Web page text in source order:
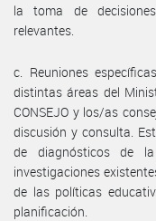
la toma de
relevantes.
c. Reuniones
distintas áreas del
CONSEJO y los/as
discusión y consulta.
de diagnósticos de
investigaciones
de las políticas
planificación.